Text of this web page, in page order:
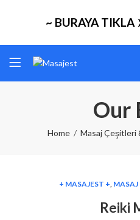
~ BURAYA TIKLA
Our
Home Masaj Çeşitleri
+ MASAJEST +, MASAJ
Reiki